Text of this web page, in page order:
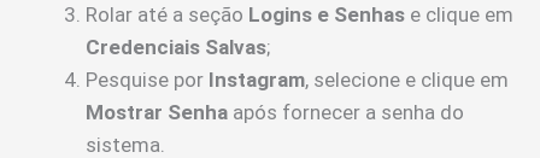
Rolar até a seção Logins e Senhas e clique em
Credenciais Salvas;
Pesquise por Instagram, selecione e clique em
Mostrar Senha após fornecer a senha do
sistema.